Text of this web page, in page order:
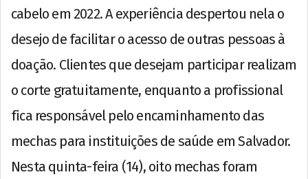
cabelo em 2022. A experiência despertou nela o
desejo de facilitar o acesso de outras pessoas à
doação. Clientes que desejam participar realizam
o corte gratuitamente, enquanto a profissional
fica responsável pelo encaminhamento das
mechas para instituições de saúde em Salvador.
Nesta quinta-feira (14), oito mechas foram